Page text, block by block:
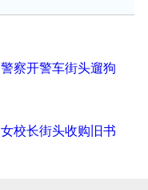
警察开警车街头遛狗
女校长街头收购旧书